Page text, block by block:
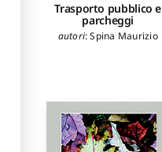
Trasporto pubblico e
parcheggi
autori:Spina Maurizio